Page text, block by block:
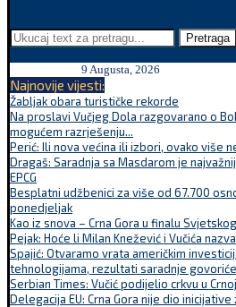
Pretraga
9 Augusta, 2026
Najnovije vijesti:
Žabljak obara turističke rekorde
Na proslavi Vučjeg Dola razgovarano o
mogućem razrješenju...
Perić: Ili nova većina ili izbori, ovako više
Dragaš: Saradnja sa Masdarom je
EPCG
Besplatni udžbenici za više od 67.700
ponedjeljak
Kao iz snova – Crna Gora u finalu
Pejak: Hoće li Milan Knežević i Vučića
Spajić: Otvaramo vrata američkim
tehnologijama, rezultati saradnje
Serbian Times: Vučić podijelio crkvu u
Delegacija EU: Crna Gora nije dio